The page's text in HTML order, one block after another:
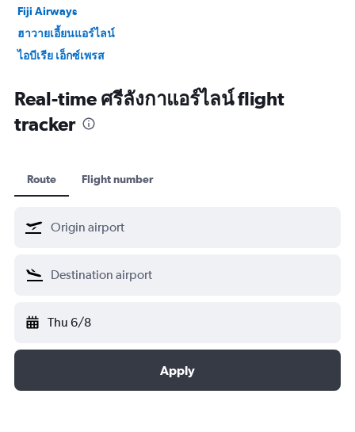
Fiji Airways
ฮาวายเอี้ยนแอร์ไลน์
ไอบีเรีย เอ็กซ์เพรส
Japan Air Commuter
Japan Airlines
แควนตัสแอร์เวย์
Horizon Air
โอมานแอร์
Real-time ศรีลังกาแอร์ไลน์ flight
tracker
Route Flight number
Thu 6/8
Apply